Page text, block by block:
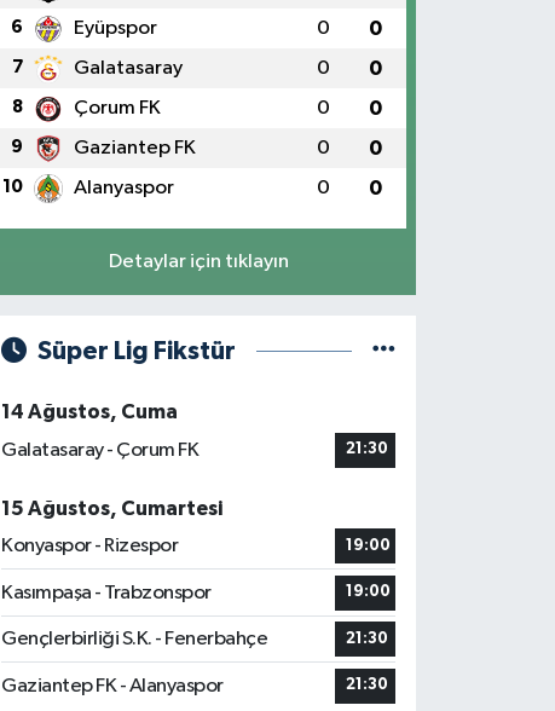
6 Eyüpspor 0 0
7 Galatasaray 0 0
8 Çorum FK 0 0
9 Gaziantep FK 0 0
10 Alanyaspor 0 0
Detaylar için tıklayın
Süper Lig Fikstür
14 Ağustos, Cuma
Galatasaray - Çorum FK
21:30
15 Ağustos, Cumartesi
Konyaspor - Rizespor
19:00
Kasımpaşa - Trabzonspor 19:00
Gençlerbirliği S.K. - Fenerbahçe 21:30
Gaziantep FK - Alanyaspor 21:30